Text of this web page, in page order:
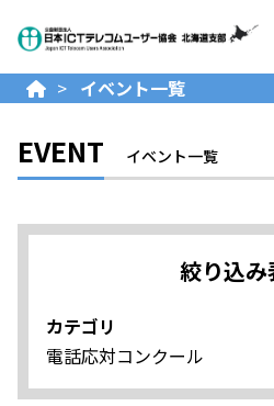
> イベント一覧
EVENT イベント一覧
絞り込み
カテゴリ
電話応対コンクール